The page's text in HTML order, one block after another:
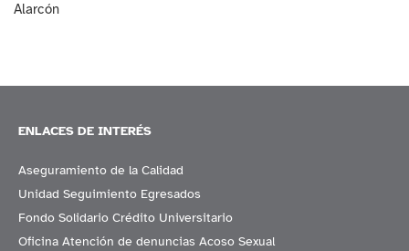
Alarcón
ENLACES DE INTERÉS
Aseguramiento de la Calidad
Unidad Seguimiento Egresados
Fondo Solidario Crédito Universitario
Oficina Atención de denuncias Acoso Sexual